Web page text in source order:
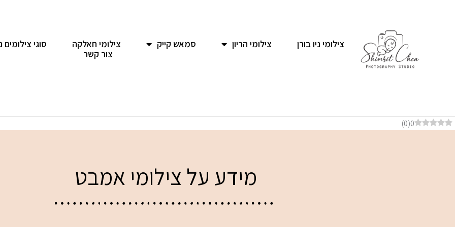
צילומי ניו בורן צילומי הריון סמאש קייק צילומי חאלקה סוגי צילומים
צור קשר
0
(
0
)
מידע על צילומי אמבט